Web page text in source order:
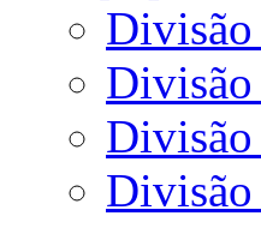
Divisão
Divisão